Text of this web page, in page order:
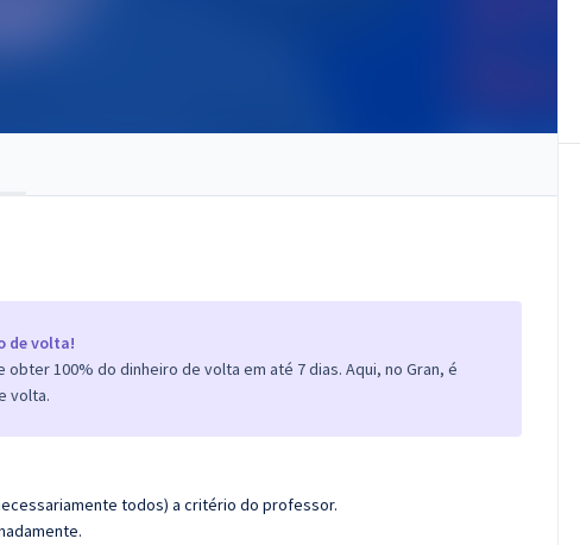
de volta!
100% do dinheiro de volta em até 7 dias. Aqui, no Gran, é
volta.
todos) a critério do professor.